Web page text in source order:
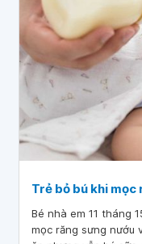
Trẻ bỏ bú khi
Bé nhà em 11 tháng
mọc răng sưng nướu